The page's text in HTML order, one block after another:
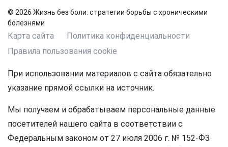
© 2026 Жизнь без боли: стратегии борьбы с хроническими
болезнями
Карта сайта
Политика конфиденциальности
Правила пользования cookie
При использовании материалов с сайта обязательно
указание прямой ссылки на источник.
Мы получаем и обрабатываем персональные данные
посетителей нашего сайта в соответствии с
Федеральным законом от 27 июля 2006 г. № 152-ФЗ